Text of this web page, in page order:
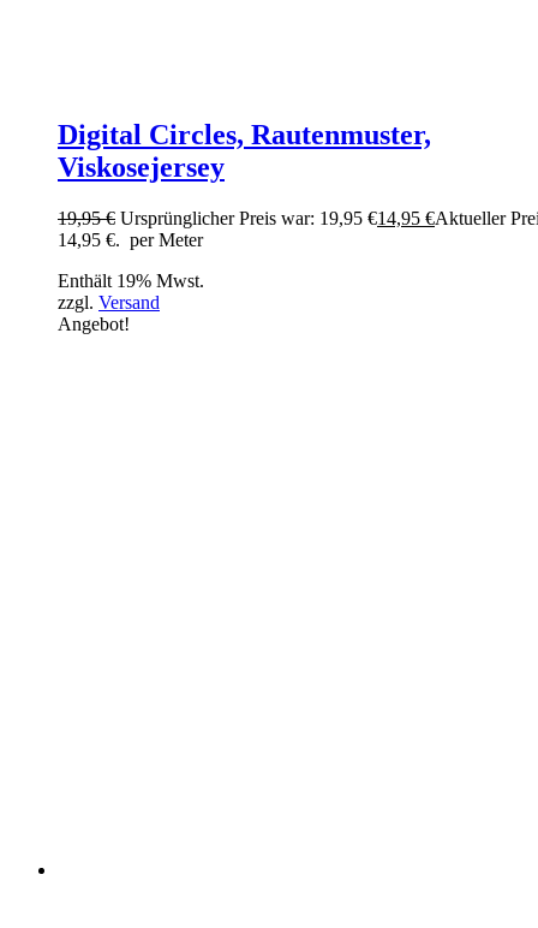
Digital Circles, Rautenmuster,
Viskosejersey
19,95€ Ursprünglicher Preis war: 19,95 €14,95 €Aktueller
14,95 €. per Meter
Enthält 19% Mwst.
zzgl. Versand
Angebot!